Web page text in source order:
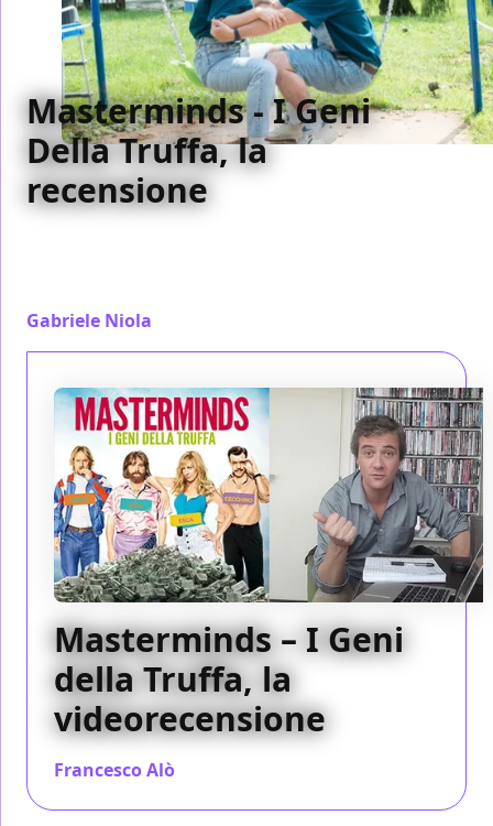
Masterminds - I Geni
Della Truffa, la
recensione
Gabriele Niola
Masterminds – I Geni
della Truffa, la
videorecensione
Francesco Alò